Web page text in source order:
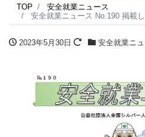
TOP
安全就業ニュース
安全就業ニュース No.190 掲載
2023年5月30日 安全就業ニ